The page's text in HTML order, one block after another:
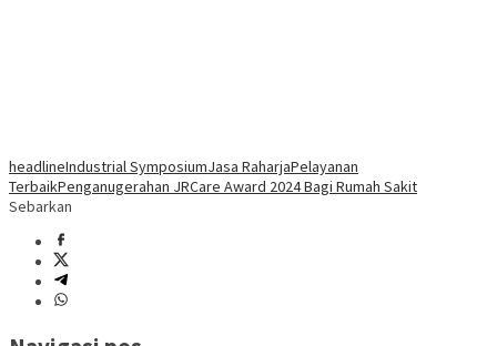
headlineIndustrial SymposiumJasa RaharjaPelayanan
TerbaikPenganugerahan JRCare Award 2024 Bagi Rumah Sakit
Sebarkan